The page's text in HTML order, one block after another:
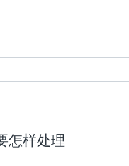
怎样处理